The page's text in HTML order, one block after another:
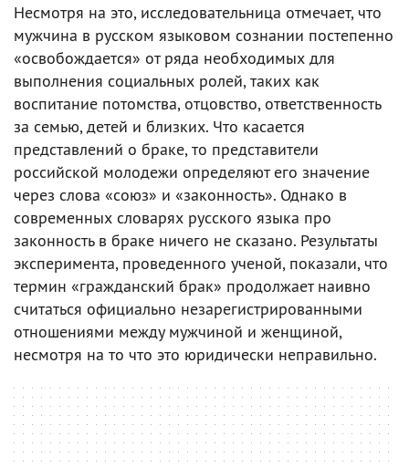
Несмотря на это, исследовательница отмечает, что
мужчина в русском языковом сознании постепенно
«освобождается» от ряда необходимых для
выполнения социальных ролей, таких как
воспитание потомства, отцовство, ответственность
за семью, детей и близких. Что касается
представлений о браке, то представители
российской молодежи определяют его значение
через слова «союз» и «законность». Однако в
современных словарях русского языка про
законность в браке ничего не сказано. Результаты
эксперимента, проведенного ученой, показали, что
термин «гражданский брак» продолжает наивно
считаться официально незарегистрированными
отношениями между мужчиной и женщиной,
несмотря на то что это юридически неправильно.